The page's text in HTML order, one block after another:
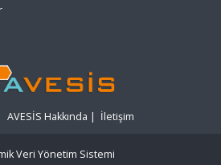
AVESİS Hakkında | İletişim
Veri Yönetim Sistemi